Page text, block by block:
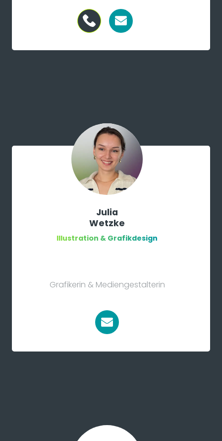
Julia
Wetzke
Illustration & Grafikdesign
Grafikerin & Mediengestalterin